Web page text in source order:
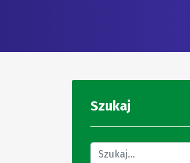
Szukaj
Znajdź na stronie